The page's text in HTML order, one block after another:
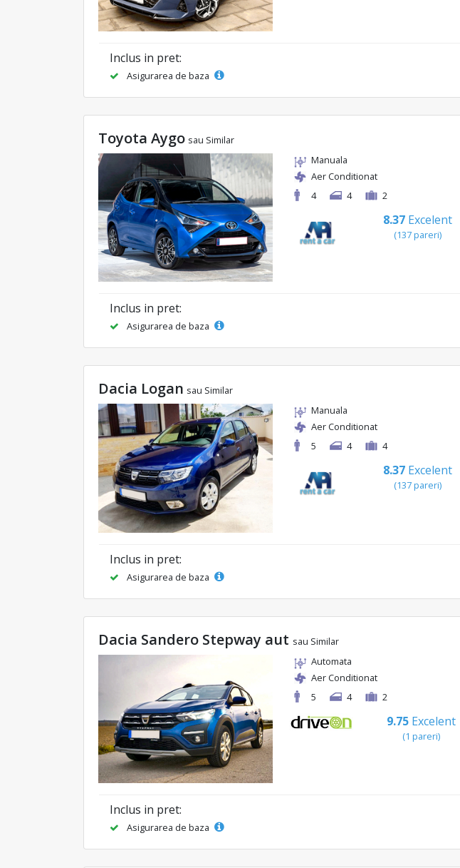
Inclus in pret:
Asigurarea de baza
Toyota Aygo sau Similar
Manuala
Aer Conditionat
4
4 2
8.37 Excelent
(137 pareri)
Inclus in pret:
Asigurarea de baza
Dacia Logan sau Similar
Manuala
Aer Conditionat
5
4 4
8.37 Excelent
(137 pareri)
Inclus in pret:
Asigurarea de baza
Dacia Sandero Stepway aut sau Similar
Automata
Aer Conditionat
5
4 2
9.75 Excelent
(1 pareri)
Inclus in pret:
Asigurarea de baza